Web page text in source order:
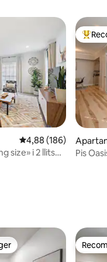
4,88 de puntuació
4,88 (186)
size» i 2 llits
Pis
dels viatgers